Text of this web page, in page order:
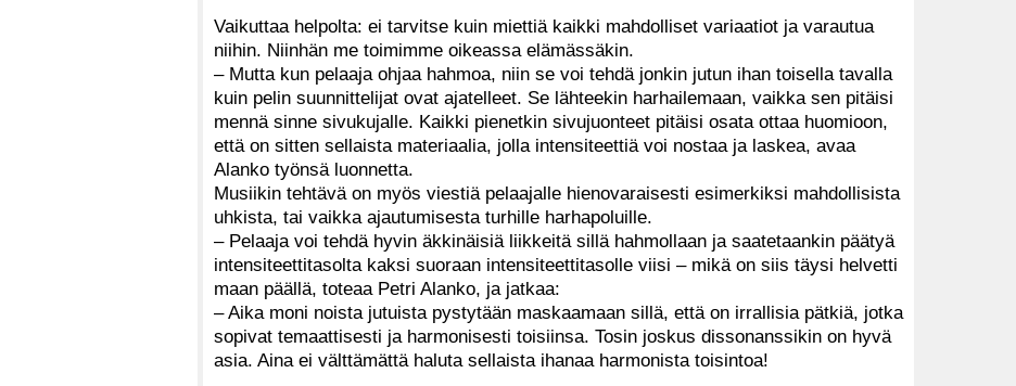
Vaikuttaa helpolta: ei tarvitse kuin miettiä kaikki mahdolliset variaatiot ja varautua
niihin. Niinhän me toimimme oikeassa elämässäkin.
– Mutta kun pelaaja ohjaa hahmoa, niin se voi tehdä jonkin jutun ihan toisella tavalla
kuin pelin suunnittelijat ovat ajatelleet. Se lähteekin harhailemaan, vaikka sen pitäisi
mennä sinne sivukujalle. Kaikki pienetkin sivujuonteet pitäisi osata ottaa huomioon,
että on sitten sellaista materiaalia, jolla intensiteettiä voi nostaa ja laskea, avaa
Alanko työnsä luonnetta.
Musiikin tehtävä on myös viestiä pelaajalle hienovaraisesti esimerkiksi mahdollisista
uhkista, tai vaikka ajautumisesta turhille harhapoluille.
– Pelaaja voi tehdä hyvin äkkinäisiä liikkeitä sillä hahmollaan ja saatetaankin päätyä
intensiteettitasolta kaksi suoraan intensiteettitasolle viisi – mikä on siis täysi helvetti
maan päällä, toteaa Petri Alanko, ja jatkaa:
– Aika moni noista jutuista pystytään maskaamaan sillä, että on irrallisia pätkiä, jotka
sopivat temaattisesti ja harmonisesti toisiinsa. Tosin joskus dissonanssikin on hyvä
asia. Aina ei välttämättä haluta sellaista ihanaa harmonista toisintoa!